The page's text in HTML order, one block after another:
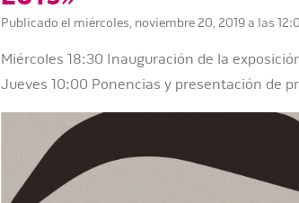
Publicado el miércoles, noviembre 20, 2019 a las
Miércoles 18:30 Inauguración de la
Jueves 10:00 Ponencias y presentación de